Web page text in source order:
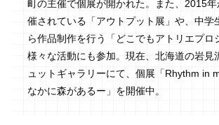
町の主催で個展が開かれた。また、2015年
催されている「アウトプット展」や、中学
ら作品制作を行う「どこでもアトリエプロ
様々な活動にも参加。現在、北海道の岩見
ュットギャラリーにて、個展「Rhythm in
なかに森があるー」を開催中。